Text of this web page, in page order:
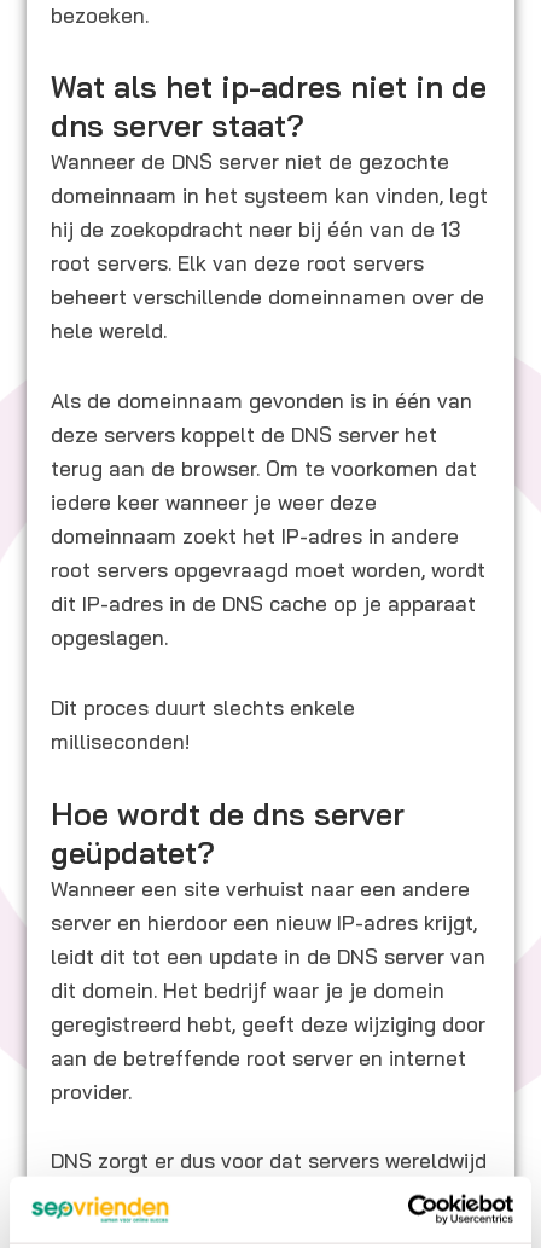
bezoeken.
Wat als het ip-adres niet in de
dns server staat?
Wanneer de DNS server niet de gezochte
domeinnaam in het systeem kan vinden, legt
hij de zoekopdracht neer bij één van de 13
root servers. Elk van deze root servers
beheert verschillende domeinnamen over de
hele wereld.
Als de domeinnaam gevonden is in één van
deze servers koppelt de DNS server het
terug aan de browser. Om te voorkomen dat
iedere keer wanneer je weer deze
domeinnaam zoekt het IP-adres in andere
root servers opgevraagd moet worden, wordt
dit IP-adres in de DNS cache op je apparaat
opgeslagen.
Dit proces duurt slechts enkele
milliseconden!
Hoe wordt de dns server
geüpdatet?
Wanneer een site verhuist naar een andere
server en hierdoor een nieuw IP-adres krijgt,
leidt dit tot een update in de DNS server van
dit domein. Het bedrijf waar je je domein
geregistreerd hebt, geeft deze wijziging door
aan de betreffende root server en internet
provider.
DNS zorgt er dus voor dat servers wereldwijd
bereikbaar zijn met behulp van een
eenvoudig te onthouden naam in plaats van